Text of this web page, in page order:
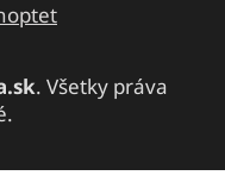
. Všetky práva